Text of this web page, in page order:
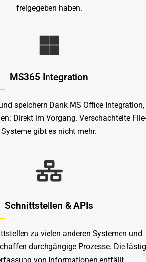
freigegeben haben.
MS365 Integration
speichern Dank MS Office
Direkt im Vorgang. Verschachtelte
Systeme gibt es nicht mehr.
Schnittstellen & APIs
zu vielen anderen Systemen und
durchgängige Prozesse. Die
von Informationen entfällt.